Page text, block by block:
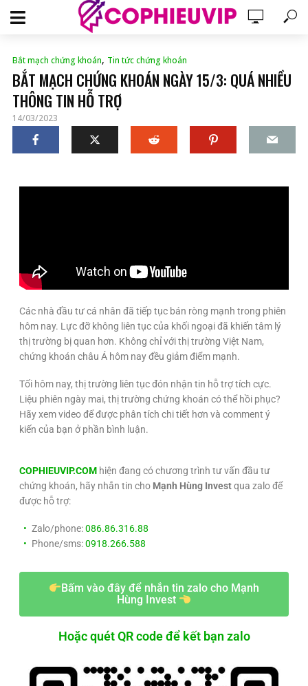
Bắt mạch chứng khoán, Tin tức chứng khoán
BẮT MẠCH CHỨNG KHOÁN NGÀY 15/3: QUÁ NHIỀU
THÔNG TIN HỖ TRỢ
14/03/2023
Các nhà đầu tư cá nhân đã tiếp tục bán ròng mạnh trong phiên
hôm nay. Lực đỡ không liên tục của khối ngoại đã khiến tâm lý
thị trường bị quan hơn. Không chỉ với thị trường Việt Nam,
chứng khoán châu Á hôm nay đều giảm điểm mạnh.
Tối hôm nay, thị trường liên tục đón nhận tin hỗ trợ tích cực.
Liệu phiên ngày mai, thị trường chứng khoán có thể hồi phục?
Hãy xem video để được phân tích chi tiết hơn và comment ý
kiến của bạn ở phần bình luận.
COPHIEUVIP.COM hiện đang có chương trình tư vấn đầu tư
chứng khoán, hãy nhắn tin cho Mạnh Hùng Investqua zalo để
được hỗ trợ:
Zalo/phone:086.86.316.88
Phone/sms:0918.266.588
Bấm vào đây để nhắn tin zalo cho Mạnh
Hùng Invest
Hoặc quét QR code để kết bạn zalo